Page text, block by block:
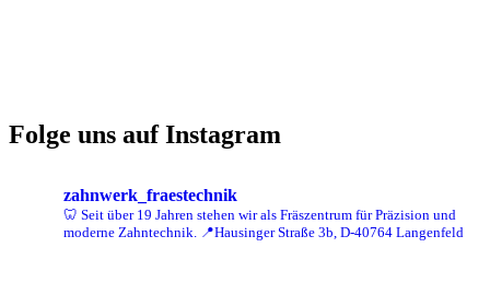
Folge uns auf Instagram
zahnwerk_fraestechnik
🦷 Seit über 19 Jahren stehen wir als Fräszentrum für Präzision und
moderne Zahntechnik.
📍Hausinger Straße 3b, D-40764 Langenfeld